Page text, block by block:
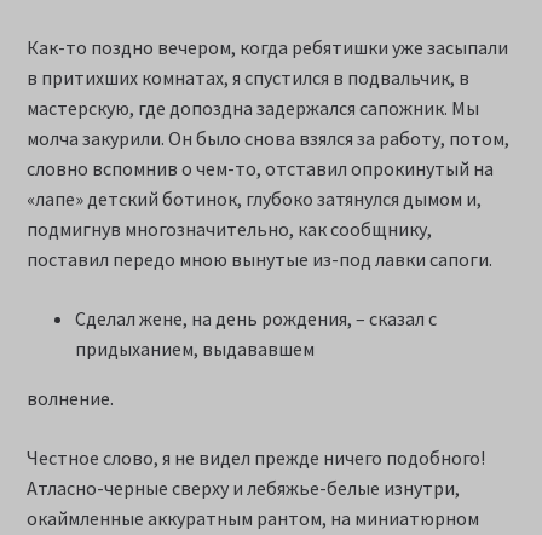
Как-то поздно вечером, когда ребятишки уже засыпали
в притихших комнатах, я спустился в подвальчик, в
мастерскую, где допоздна задержался сапожник. Мы
молча закурили. Он было снова взялся за работу, потом,
словно вспомнив о чем-то, отставил опрокинутый на
«лапе» детский ботинок, глубоко затянулся дымом и,
подмигнув многозначительно, как сообщнику,
поставил передо мною вынутые из-под лавки сапоги.
Сделал жене, на день рождения, – сказал с
придыханием, выдававшем
волнение.
Честное слово, я не видел прежде ничего подобного!
Атласно-черные сверху и лебяжье-белые изнутри,
окаймленные аккуратным рантом, на миниатюрном